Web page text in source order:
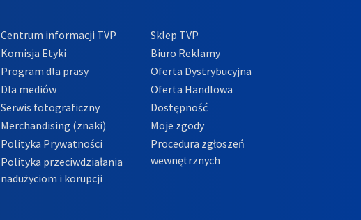
Centrum informacji TVP
Komisja Etyki
Program dla prasy
Dla mediów
Serwis fotograficzny
Merchandising (znaki)
Polityka Prywatności
Polityka przeciwdziałania
nadużyciom i korupcji
Sklep TVP
Biuro Reklamy
Oferta Dystrybucyjna
Oferta Handlowa
Dostępność
Moje zgody
Procedura zgłoszeń
wewnętrznych